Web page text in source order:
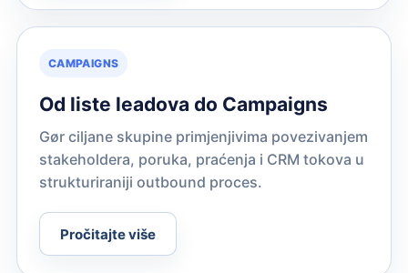
CAMPAIGNS
Od liste leadova do Campaigns
Gør ciljane skupine primjenjivima povezivanjem
stakeholdera, poruka, praćenja i CRM tokova u
strukturiraniji outbound proces.
Pročitajte više